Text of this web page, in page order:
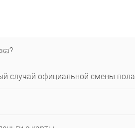
случай официальной смены пола